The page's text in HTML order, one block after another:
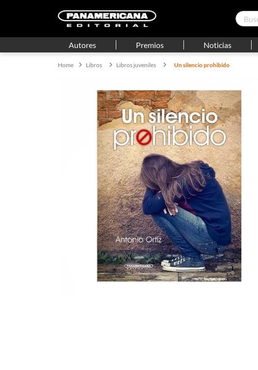
Autores Premios Noticias
Libros Libros juveniles Un silencio prohibido